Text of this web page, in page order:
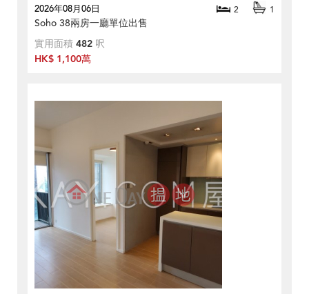
2026年08月06日 2 1
Soho 38兩房一廳單位出售
實用面積 482 呎
HK$ 1,100萬